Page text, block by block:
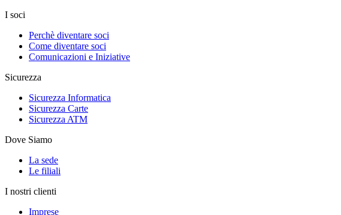
I soci
Perchè diventare soci
Come diventare soci
Comunicazioni e Iniziative
Sicurezza
Sicurezza Informatica
Sicurezza Carte
Sicurezza ATM
Dove Siamo
La sede
Le filiali
I nostri clienti
Imprese